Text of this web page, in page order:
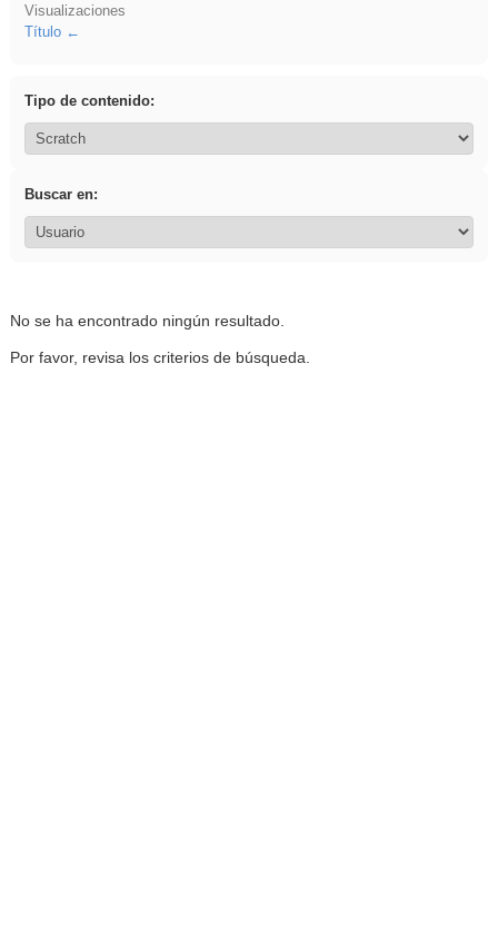
Visualizaciones
Título
Tipo de contenido:
Buscar en:
No se ha encontrado ningún resultado.
Por favor, revisa los criterios de búsqueda.